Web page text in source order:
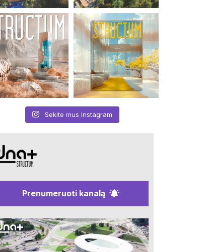
Sekite mus Instagram
Prenumeruoti kanalą